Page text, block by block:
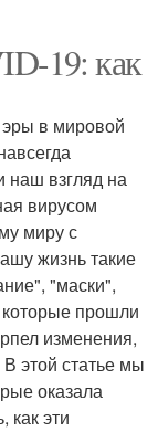
19: как
в мировой
наш взгляд на
вирусом
миру с
жизнь такие
"маски",
которые прошли
изменения,
этой статье мы
оказала
как эти